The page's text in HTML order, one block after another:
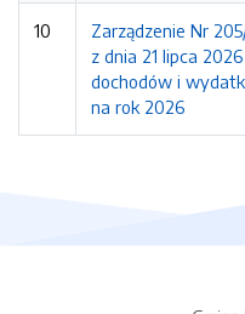
10
Zarządzenie Nr
z dnia 21 lipca
dochodów i
na rok 2026